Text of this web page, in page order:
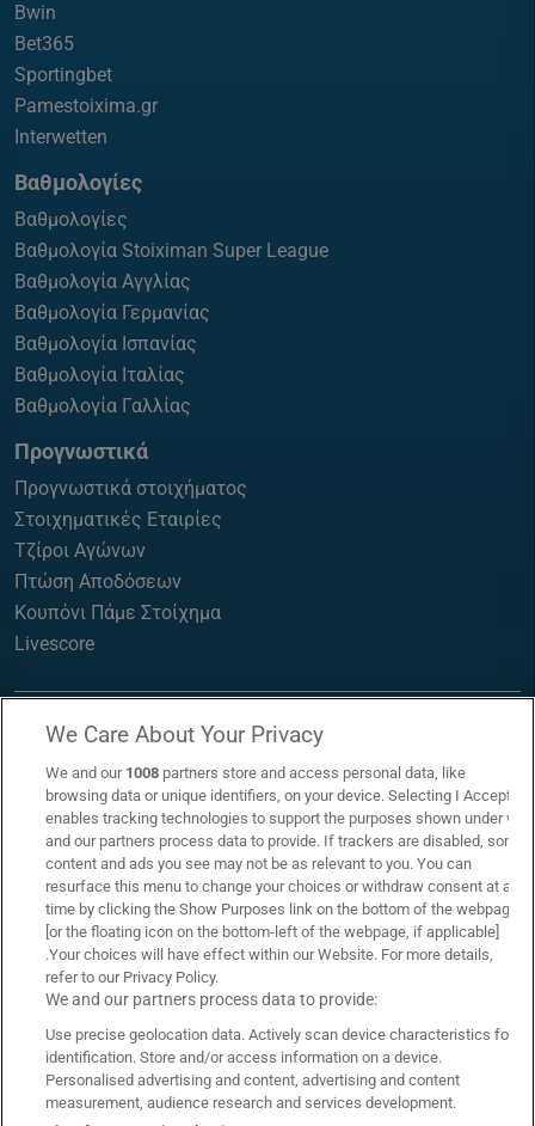
Bwin
Bet365
Sportingbet
Pamestoixima.gr
Interwetten
Βαθμολογίες
Βαθμολογίες
Βαθμολογία Stoiximan Super League
Βαθμολογία Αγγλίας
Βαθμολογία Γερμανίας
Βαθμολογία Ισπανίας
Βαθμολογία Ιταλίας
Βαθμολογία Γαλλίας
Προγνωστικά
Προγνωστικά στοιχήματος
Στοιχηματικές Εταιρίες
Τζίροι Αγώνων
Πτώση Αποδόσεων
Κουπόνι Πάμε Στοίχημα
Livescore
Επικοινωνία Links
Όροι Χρήσης Πολιτική Απορρήτου
Πολιτική Χρήσης Cookies Υπεύθυνος Στοιχηματισμός
We Care About Your Privacy
We and our 1008 partners store and access personal data, like
browsing data or unique identifiers, on your device. Selecting I Accept
enables tracking technologies to support the purposes shown under we
and our partners process data to provide. If trackers are disabled, some
content and ads you see may not be as relevant to you. You can
resurface this menu to change your choices or withdraw consent at any
time by clicking the Show Purposes link on the bottom of the webpage
[or the floating icon on the bottom-left of the webpage, if applicable]
.Your choices will have effect within our Website. For more details,
refer to our Privacy Policy.
We and our partners process data to provide:
Use precise geolocation data. Actively scan device characteristics for
identification. Store and/or access information on a device.
Personalised advertising and content, advertising and content
measurement, audience research and services development.